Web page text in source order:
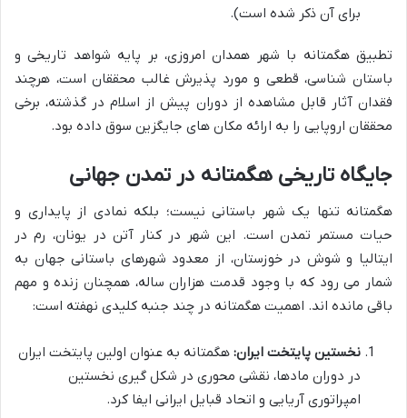
برای آن ذکر شده است).
تطبیق هگمتانه با شهر همدان امروزی، بر پایه شواهد تاریخی و
باستان شناسی، قطعی و مورد پذیرش غالب محققان است، هرچند
فقدان آثار قابل مشاهده از دوران پیش از اسلام در گذشته، برخی
محققان اروپایی را به ارائه مکان های جایگزین سوق داده بود.
جایگاه تاریخی هگمتانه در تمدن جهانی
هگمتانه تنها یک شهر باستانی نیست؛ بلکه نمادی از پایداری و
حیات مستمر تمدن است. این شهر در کنار آتن در یونان، رم در
ایتالیا و شوش در خوزستان، از معدود شهرهای باستانی جهان به
شمار می رود که با وجود قدمت هزاران ساله، همچنان زنده و مهم
باقی مانده اند. اهمیت هگمتانه در چند جنبه کلیدی نهفته است:
نخستین پایتخت ایران: هگمتانه به عنوان اولین پایتخت ایران
در دوران مادها، نقشی محوری در شکل گیری نخستین
امپراتوری آریایی و اتحاد قبایل ایرانی ایفا کرد.